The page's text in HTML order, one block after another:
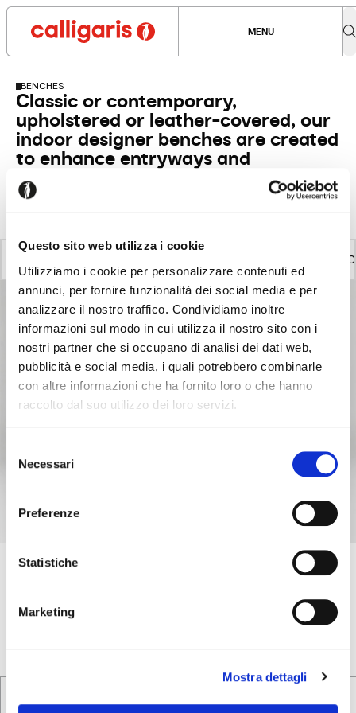
Questo sito web utilizza i cookie
Utilizziamo i cookie per personalizzare contenuti ed
annunci, per fornire funzionalità dei social media e per
analizzare il nostro traffico. Condividiamo inoltre
informazioni sul modo in cui utilizza il nostro sito con i
nostri partner che si occupano di analisi dei dati web,
pubblicità e social media, i quali potrebbero combinarle
con altre informazioni che ha fornito loro o che hanno
raccolto dal suo utilizzo dei loro servizi.
delNecessari
Preferenze
Statistiche
Marketing
Mostra dettagli
MENU
BENCHES
Classic or contemporary,
upholstered or leather-covered, our
indoor designer benches are created
to enhance entryways and
bedrooms. The perfect touch of
class for any space.
SHAPE
+4